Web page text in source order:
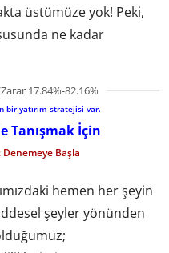
üstümüze yok! Peki,
ne kadar
17.84%-82.16%
bir yatırım stratejisi var.
Tanışmak İçin
Başla
hemen her şeyin
şeyler yönünden